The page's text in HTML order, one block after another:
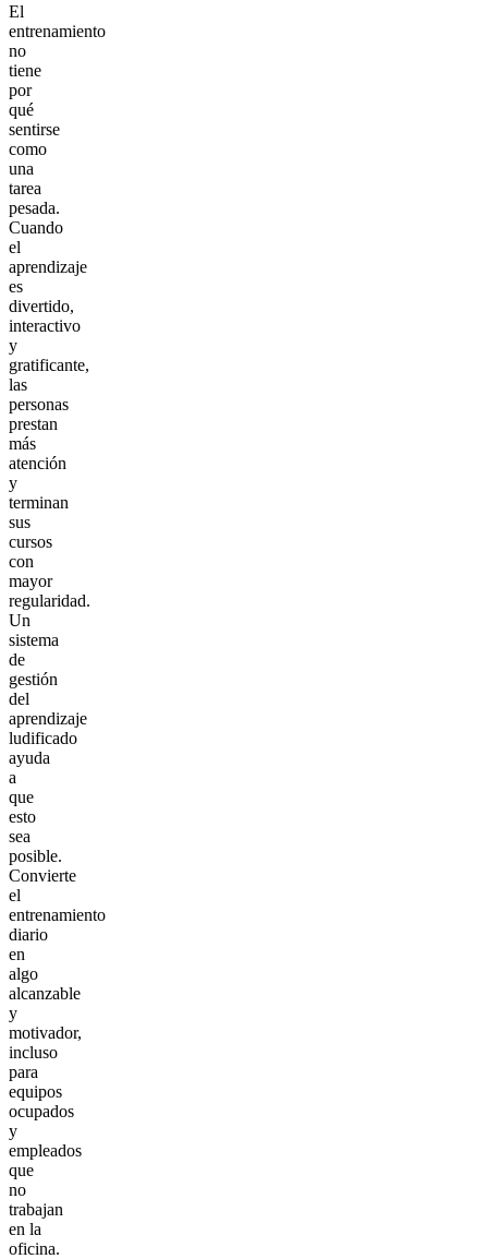
El
entrenamiento
no
tiene
por
qué
sentirse
como
una
tarea
pesada.
Cuando
el
aprendizaje
es
divertido,
interactivo
y
gratificante,
las
personas
prestan
más
atención
y
terminan
sus
cursos
con
mayor
regularidad.
Un
sistema
de
gestión
del
aprendizaje
ludificado
ayuda
a
que
esto
sea
posible.
Convierte
el
entrenamiento
diario
en
algo
alcanzable
y
motivador,
incluso
para
equipos
ocupados
y
empleados
que
no
trabajan
en la
oficina.